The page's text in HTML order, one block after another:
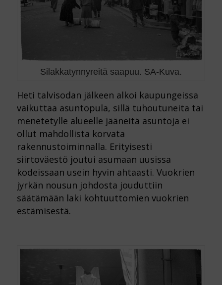
Silakkatynnyreitä saapuu. SA-Kuva.
Heti talvisodan jälkeen alkoi kaupungeissa
vaikuttaa asuntopula, sillä tuhoutuneita tai
menetetylle alueelle jääneitä asuntoja ei
ollut mahdollista korvata
rakennustoiminnalla. Erityisesti
siirtoväestö joutui asumaan uusissa
kodeissaan usein hyvin ahtaasti. Vuokrien
jyrkän nousun johdosta jouduttiin
säätämään laki kohtuuttomien vuokrien
estämisestä.